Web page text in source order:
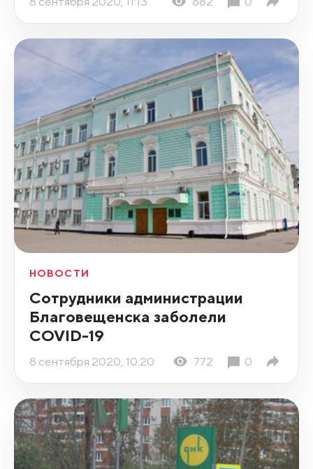
НОВОСТИ
Сотрудники администрации
Благовещенска заболели
COVID-19
8 сентября 2020, 10:20 772 0